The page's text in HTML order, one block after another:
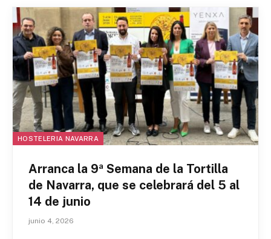
HOSTELERIA NAVARRA
Arranca la 9ª Semana de la Tortilla
de Navarra, que se celebrará del 5 al
14 de junio
junio 4, 2026